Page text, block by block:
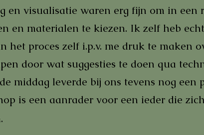
en visualisatie waren erg fijn om in een
en materialen te kiezen. Ik zelf heb
het proces zelf i.p.v. me druk te maken
door wat suggesties te doen qua
middag leverde bij ons tevens nog een
is een aanrader voor een ieder die